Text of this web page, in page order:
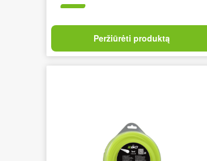
Peržiūrėti produktą